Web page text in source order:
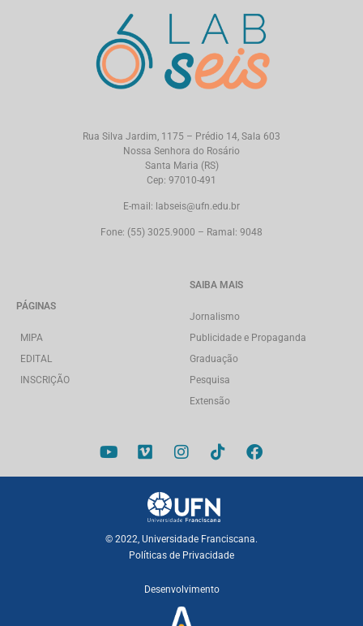
Rua Silva Jardim, 1175 – Prédio 14, Sala 603
Nossa Senhora do Rosário
Santa Maria (RS)
Cep: 97010-491
E-mail: labseis@ufn.edu.br
Fone: (55) 3025.9000 – Ramal: 9048
PÁGINAS
MIPA
EDITAL
INSCRIÇÃO
SAIBA MAIS
Jornalismo
Publicidade e Propaganda
Graduação
Pesquisa
Extensão
© 2022, Universidade Franciscana.
Políticas de Privacidade
Desenvolvimento